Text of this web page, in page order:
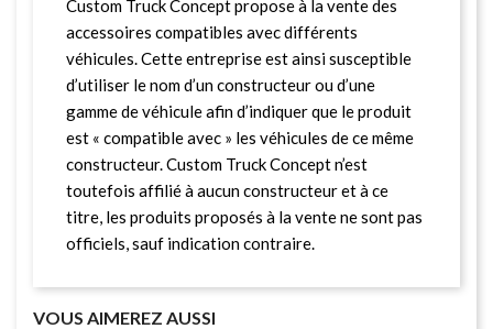
Custom Truck Concept propose à la vente des
accessoires compatibles avec différents
véhicules. Cette entreprise est ainsi susceptible
d’utiliser le nom d’un constructeur ou d’une
gamme de véhicule afin d’indiquer que le produit
est « compatible avec » les véhicules de ce même
constructeur. Custom Truck Concept n’est
toutefois affilié à aucun constructeur et à ce
titre, les produits proposés à la vente ne sont pas
officiels, sauf indication contraire.
VOUS AIMEREZ AUSSI